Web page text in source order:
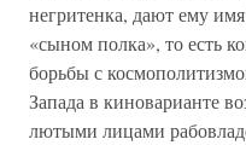
негритенка, дают ему
«сыном полка», то есть
борьбы с
Запада в киноварианте
лютыми лицами